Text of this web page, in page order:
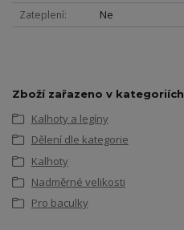
Zateplení
Ne
Zboží zařazeno v kategoriích
Kalhoty a legíny
Dělení dle kategorie
Kalhoty
Nadměrné velikosti
Pro baculky